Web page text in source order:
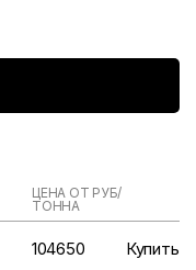
ЦЕНА ОТ РУБ/
ТОННА
104650 Купить